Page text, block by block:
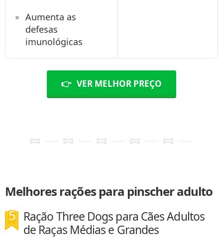
Aumenta as
defesas
imunológicas
👉 VER MELHOR PREÇO
Melhores rações para pinscher adulto
Ração Three Dogs para Cães Adultos
de Raças Médias e Grandes